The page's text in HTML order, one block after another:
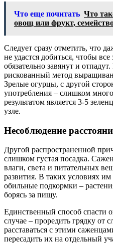
Что еще почитать Что
овощ или фрукт,
Следует сразу отметить, что
не удастся добиться, чтобы
обязательно завянут и
рискованный метод
Зрелые огурцы, с другой
употребления – слишком
результатом является 3-5
узле.
Несоблюдение
Другой распространенной
слишком густая посадка.
влаги, света и питательных
развития. В таких условиях
обильные подкормки –
борясь за пищу.
Единственный способ спасти
случае – проредить грядку от
расставаться с этими
пересадить их на отдельный